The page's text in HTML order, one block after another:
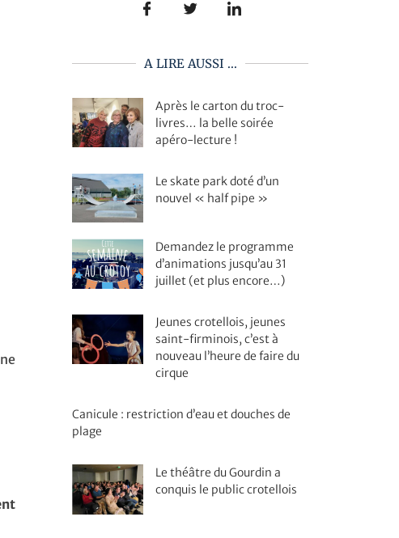
A LIRE AUSSI ...
Après le carton du troc-
livres… la belle soirée
apéro-lecture !
Le skate park doté d’un
nouvel « half pipe »
Demandez le programme
d’animations jusqu’au 31
juillet (et plus encore…)
Jeunes crotellois, jeunes
saint-firminois, c’est à
nouveau l’heure de faire du
cirque
Canicule : restriction d’eau et douches de
plage
Le théâtre du Gourdin a
conquis le public crotellois